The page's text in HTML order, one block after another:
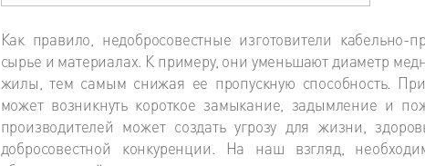
Как правило, недобросовестные изготовители кабельно-
сырье и материалах. К примеру, они уменьшают диаметр
жилы, тем самым снижая ее пропускную способность. При
может возникнуть короткое замыкание, задымление и
производителей может создать угрозу для жизни,
добросовестной конкуренции. На наш взгляд,